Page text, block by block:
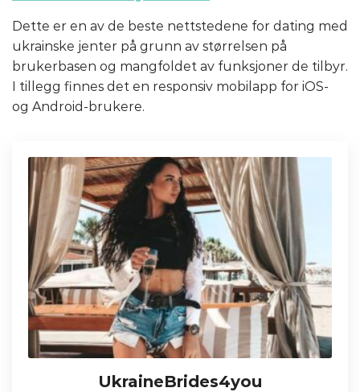
Dette er en av de beste nettstedene for dating med
ukrainske jenter på grunn av størrelsen på
brukerbasen og mangfoldet av funksjoner de tilbyr.
I tillegg finnes det en responsiv mobilapp for iOS-
og Android-brukere.
UkraineBrides4you